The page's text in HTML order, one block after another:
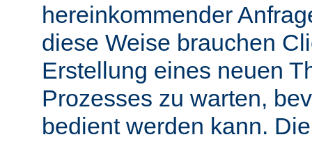
hereinkommender
diese Weise brauchen
Erstellung eines neuen
Prozesses zu warten,
bedient werden kann.